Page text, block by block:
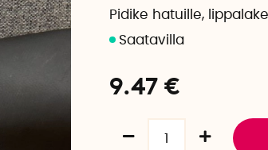
Pidike hatuille,
9.47€